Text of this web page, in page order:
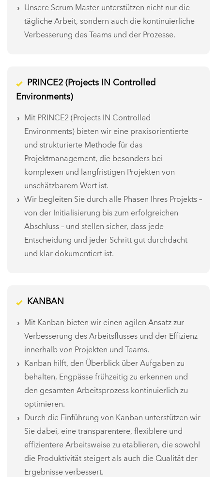
Unsere Scrum Master unterstützen nicht nur die
tägliche Arbeit, sondern auch die kontinuierliche
Verbesserung des Teams und der Prozesse.
PRINCE2 (Projects IN Controlled
Environments)
Mit PRINCE2 (Projects IN Controlled
Environments) bieten wir eine praxisorientierte
und strukturierte Methode für das
Projektmanagement, die besonders bei
komplexen und langfristigen Projekten von
unschätzbarem Wert ist.
Wir begleiten Sie durch alle Phasen Ihres Projekts –
von der Initialisierung bis zum erfolgreichen
Abschluss – und stellen sicher, dass jede
Entscheidung und jeder Schritt gut durchdacht
und klar dokumentiert ist.
KANBAN
Mit Kanban bieten wir einen agilen Ansatz zur
Verbesserung des Arbeitsflusses und der Effizienz
innerhalb von Projekten und Teams.
Kanban hilft, den Überblick über Aufgaben zu
behalten, Engpässe frühzeitig zu erkennen und
den gesamten Arbeitsprozess kontinuierlich zu
optimieren.
Durch die Einführung von Kanban unterstützen wir
Sie dabei, eine transparentere, flexiblere und
effizientere Arbeitsweise zu etablieren, die sowohl
die Produktivität steigert als auch die Qualität der
Ergebnisse verbessert.